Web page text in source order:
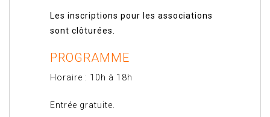
Les inscriptions pour les associations
sont clôturées.
PROGRAMME
Horaire : 10h à 18h
Entrée gratuite.